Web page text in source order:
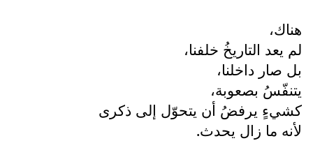
هناك،
لم يعد التاريخُ خلفنا،
بل صار داخلنا،
يتنفّسُ بصعوبة،
كشيءٍ يرفضُ أن يتحوّل إلى ذكرى
لأنه ما زال يحدث.